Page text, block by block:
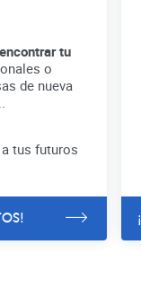
encontrar tu
o
de nueva
tus futuros